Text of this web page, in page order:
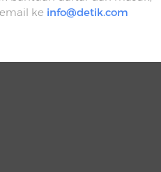
email ke info@detik.com